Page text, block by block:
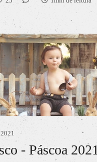
- Páscoa 2021